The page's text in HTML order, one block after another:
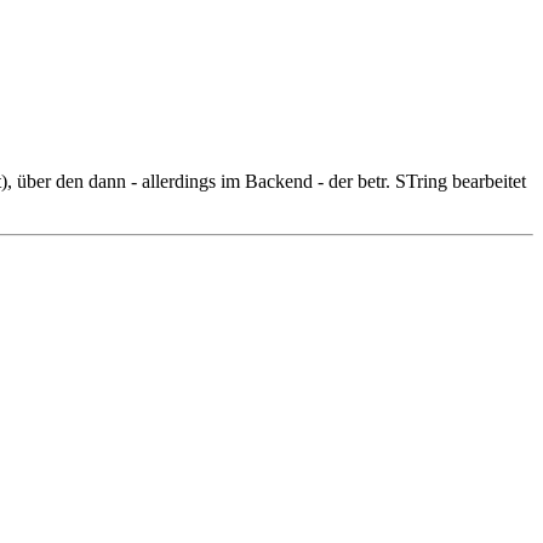
den dann - allerdings im Backend - der betr. STring bearbeitet